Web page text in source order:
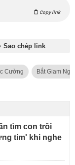
Copy link
Sao chép link
Cường Bắt Giam
tìm con trôi
tim' khi nghe